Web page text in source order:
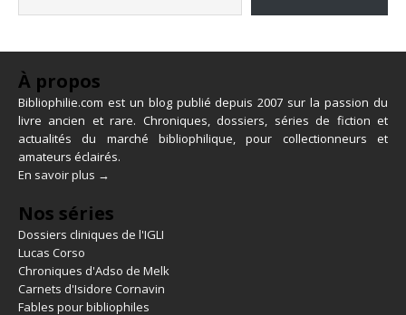
À propos
Bibliophilie.com est un blog publié depuis 2007 sur la passion du
livre ancien et rare. Chroniques, dossiers, séries de fiction et
actualités du marché bibliophilique, pour collectionneurs et
amateurs éclairés.
En savoir plus →
Nos séries
Dossiers cliniques de l'IGLI
Lucas Corso
Chroniques d'Adso de Melk
Carnets d'Isidore Cornavin
Fables pour bibliophiles